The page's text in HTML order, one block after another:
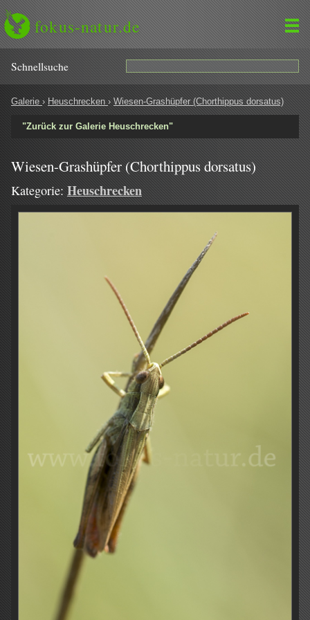
fokus-natur.de
Schnell­suche
Galerie › Heuschrecken › Wiesen-Grashüpfer (Chorthippus dorsatus)
"Zurück zur Galerie Heuschrecken"
Wiesen-Grashüpfer (Chorthippus dorsatus)
Kategorie: Heuschrecken